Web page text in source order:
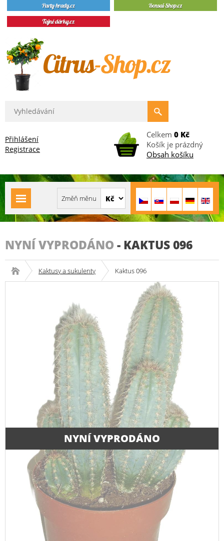
Přihlášení
Registrace
Celkem 0 Kč
Košík je prázdný
Obsah košíku
NYNÍ VYPRODÁNO - KAKTUS 096
Kaktusy a sukulenty Kaktus 096
NYNÍ VYPRODÁNO